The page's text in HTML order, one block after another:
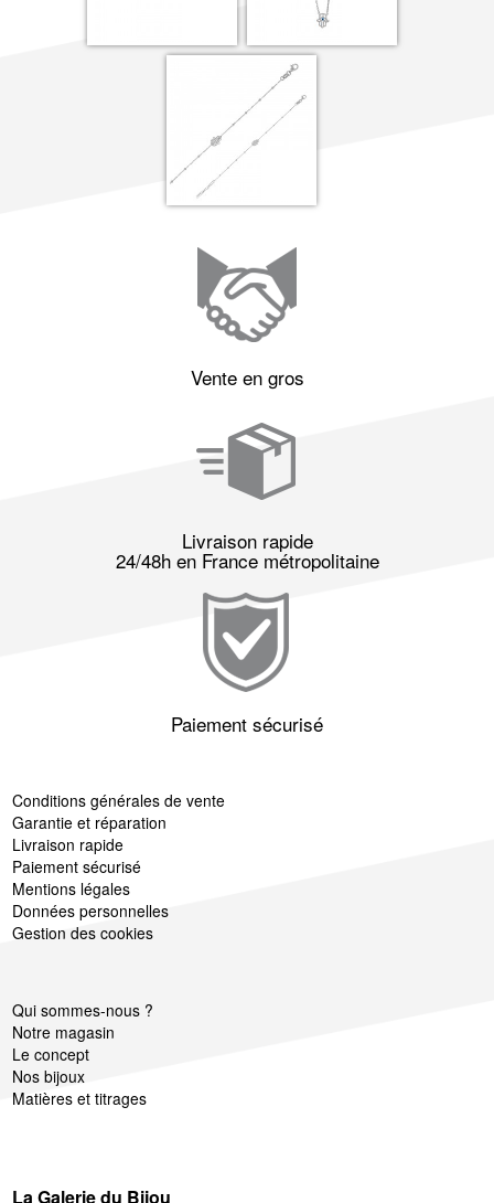
Vente en gros
Livraison rapide
24/48h en France métropolitaine
Paiement sécurisé
Conditions générales de vente
Garantie et réparation
Livraison rapide
Paiement sécurisé
Mentions légales
Données personnelles
Gestion des cookies
Qui sommes-nous ?
Notre magasin
Le concept
Nos bijoux
Matières et titrages
La Galerie du Bijou